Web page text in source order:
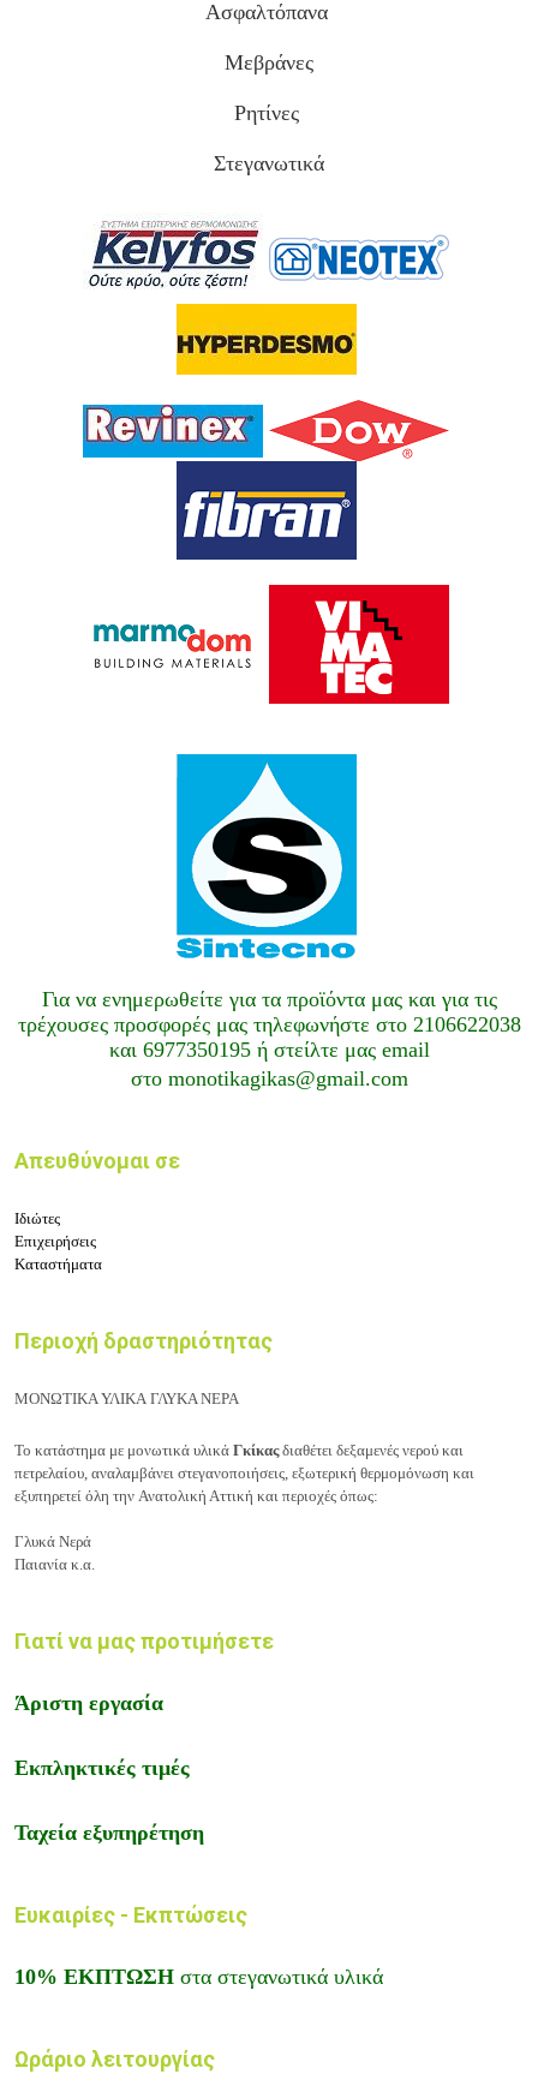
Ασφαλτόπανα
Μεβράνες
Ρητίνες
Στεγανωτικά
Για να ενημερωθείτε για τα προϊόνταμας και για τις
τρέχουσες προσφορές μας τηλεφωνήστε στο 2106622038
και 6977350195 ή στείλτε μας email
στο monotikagikas@gmail.com
Απευθύνομαι σε
Ιδιώτες
Επιχειρήσεις
Καταστήματα
Περιοχή δραστηριότητας
ΜΟΝΩΤΙΚΑ ΥΛΙΚΑ ΓΛΥΚΑ ΝΕΡΑ
Το κατάστημα με μονωτικά υλικά Γκίκαςδιαθέτει δεξαμενές νερού και
πετρελαίου, αναλαμβάνει στεγανοποιήσεις, εξωτερική θερμομόνωση και
εξυπηρετεί όλη την Ανατολική Αττική και περιοχές όπως:
Γλυκά Νερά
Παιανία κ.α.
Γιατί να μας προτιμήσετε
Άριστη εργασία
Εκπληκτικές τιμές
Ταχεία εξυπηρέτηση
Ευκαιρίες - Εκπτώσεις
10% ΕΚΠΤΩΣΗ στα στεγανωτικά υλικά
Ωράριο λειτουργίας